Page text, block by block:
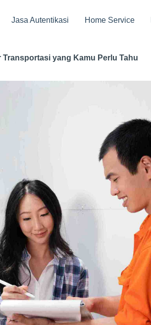
Jasa Autentikasi Home Service
yang Kamu Perlu Tahu